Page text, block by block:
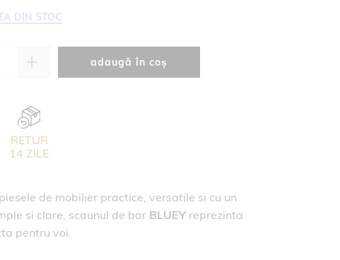
DIN STOC
adaugă în coș
RETUR
14 ZILE
de mobilier practice, versatile si cu un
si clare, scaunul de bar BLUEY reprezinta
pentru voi.